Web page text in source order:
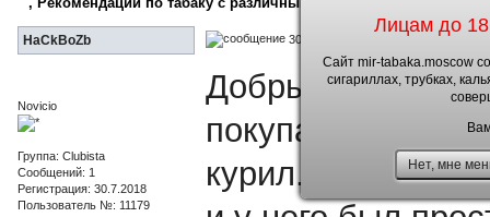
Лицам до
Сайт mir-tabaka.moscow
сигариллах, трубках,
Нет, мне
HaCkBoZb 30.7.2018, 9:56
Novicio
Группа: Clubista
Сообщений: 1
Регистрация: 30.7.2018
Пользователь №: 11179
Добрый день, не
покупал для
курил. Помню